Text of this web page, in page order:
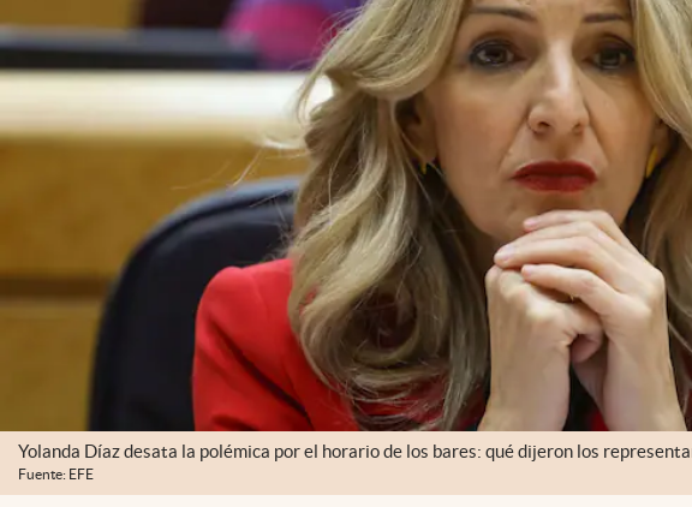
Yolanda Díaz desata la polémica por el horario de los bares: qué dijeron los
Fuente: EFE